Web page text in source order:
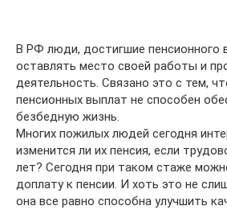
В РФ люди, достигшие пенсионного
оставлять место своей работы и
деятельность. Связано это с тем,
пенсионных выплат не способен
безбедную жизнь.
Многих пожилых людей сегодня
изменится ли их пенсия, если
лет? Сегодня при таком стаже
доплату к пенсии. И хоть это не
она все равно способна улучшить